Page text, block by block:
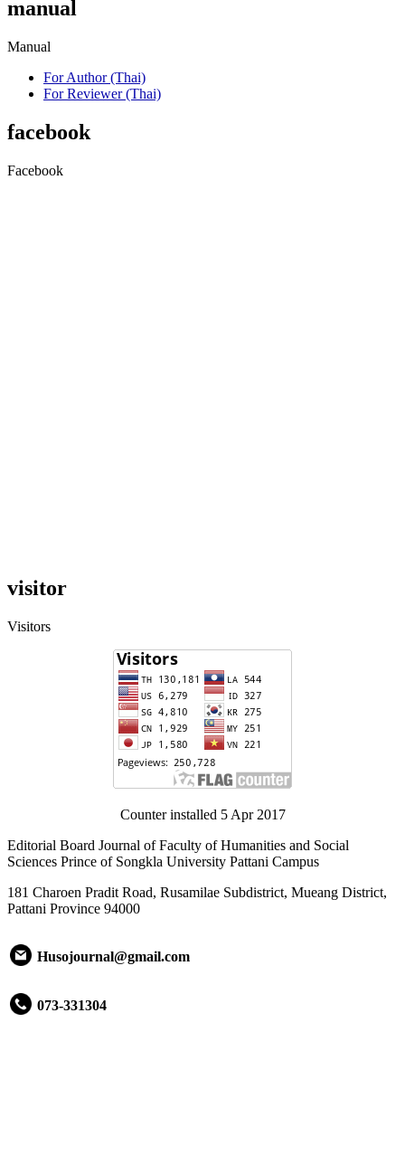
manual
Manual
For Author (Thai)
For Reviewer (Thai)
facebook
Facebook
visitor
Visitors
Counter installed 5 Apr 2017
Editorial Board Journal of Faculty of Humanities and Social
Sciences Prince of Songkla University Pattani Campus
181 Charoen Pradit Road, Rusamilae Subdistrict, Mueang District,
Pattani Province 94000
Husojournal@gmail.com
073-331304